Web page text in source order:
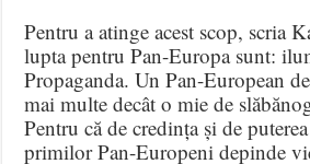
Pentru a atinge acest scop, scria
lupta pentru Pan-Europa sunt:
Propaganda. Un Pan-European
mai multe decât o mie de
Pentru că de credința și de
primilor Pan-Europeni depinde